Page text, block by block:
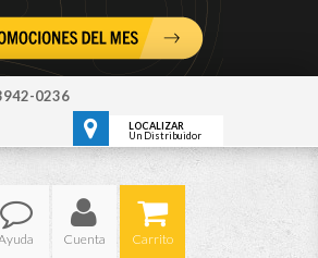
0236
LOCALIZAR
Un Distribuidor
Cuenta Carrito